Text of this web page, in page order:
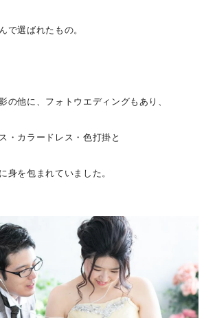
で選ばれたもの。
の他に、フォトウエディングもあり、
・カラードレス・色打掛と
身を包まれていました。